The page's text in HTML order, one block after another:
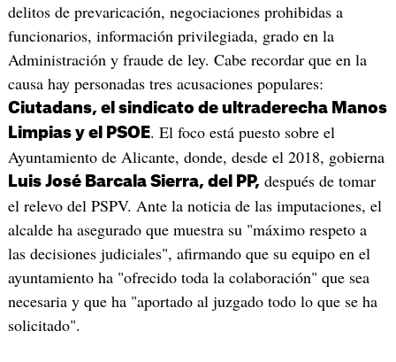
delitos de prevaricación, negociaciones prohibidas a
funcionarios, información privilegiada, grado en la
Administración y fraude de ley. Cabe recordar que en la
causa hay personadas tres acusaciones populares:
Ciutadans, el sindicato de ultraderecha Manos
Limpias y el PSOE. El foco está puesto sobre el
Ayuntamiento de Alicante, donde, desde el 2018, gobierna
Luis José Barcala Sierra, del PP, después de tomar
el relevo del PSPV. Ante la noticia de las imputaciones, el
alcalde ha asegurado que muestra su "máximo respeto a
las decisiones judiciales", afirmando que su equipo en el
ayuntamiento ha "ofrecido toda la colaboración" que sea
necesaria y que ha "aportado al juzgado todo lo que se ha
solicitado".